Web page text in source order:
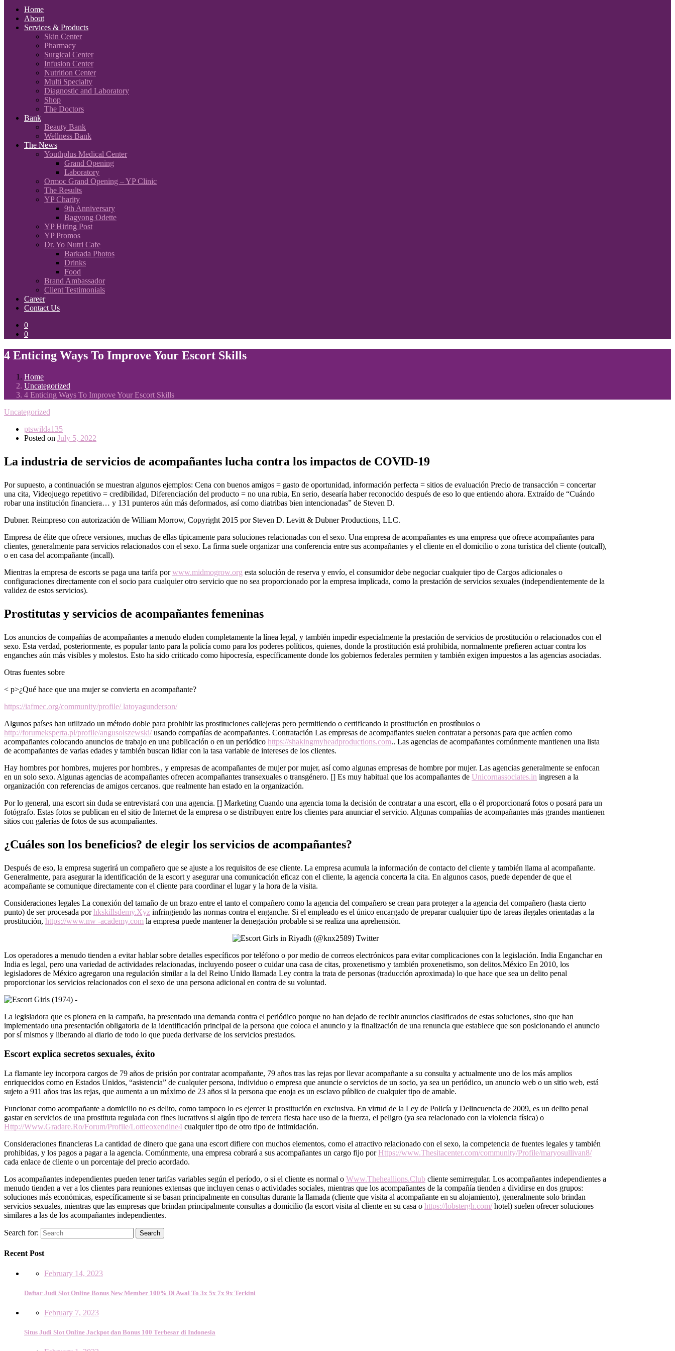
Home
About
Services & Products
Skin Center
Pharmacy
Surgical Center
Infusion Center
Nutrition Center
Multi Specialty
Diagnostic and Laboratory
Shop
The Doctors
Bank
Beauty Bank
Wellness Bank
The News
Youthplus Medical Center
Grand Opening
Laboratory
Ormoc Grand Opening – YP Clinic
The Results
YP Charity
9th Anniversary
Bagyong Odette
YP Hiring Post
YP Promos
Dr. Yo Nutri Cafe
Barkada Photos
Drinks
Food
Brand Ambassador
Client Testimonials
Career
Contact Us
0
0
4 Enticing Ways To Improve Your Escort Skills
Home
Uncategorized
4 Enticing Ways To Improve Your Escort Skills
Uncategorized
ptswilda135
Posted on July 5, 2022
La industria de servicios de acompañantes lucha contra los impactos de COVID-19
Por supuesto, a continuación se muestran algunos ejemplos: Cena con buenos amigos = gasto de oportunidad, información perfecta = sitios de evaluación Precio de transacción = concertar
una cita, Videojuego repetitivo = credibilidad, Diferenciación del producto = no una rubia, En serio, desearía haber reconocido después de eso lo que entiendo ahora. Extraído de “Cuándo
robar una institución financiera… y 131 punteros aún más deformados, así como diatribas bien intencionadas” de Steven D.
Dubner. Reimpreso con autorización de William Morrow, Copyright 2015 por Steven D. Levitt & Dubner Productions, LLC.
Empresa de élite que ofrece versiones, muchas de ellas típicamente para soluciones relacionadas con el sexo. Una empresa de acompañantes es una empresa que ofrece acompañantes para
clientes, generalmente para servicios relacionados con el sexo. La firma suele organizar una conferencia entre sus acompañantes y el cliente en el domicilio o zona turística del cliente (outcall),
o en casa del acompañante (incall).
Mientras la empresa de escorts se paga una tarifa porwww.midmogrow.org esta solución de reserva y envío, el consumidor debe negociar cualquier tipo de Cargos adicionales o
configuraciones directamente con el socio para cualquier otro servicio que no sea proporcionado por la empresa implicada, como la prestación de servicios sexuales (independientemente de la
validez de estos servicios).
Prostitutas y servicios de acompañantes femeninas
Los anuncios de compañías de acompañantes a menudo eluden completamente la línea legal, y también impedir especialmente la prestación de servicios de prostitución o relacionados con el
sexo. Esta verdad, posteriormente, es popular tanto para la policía como para los poderes políticos, quienes, donde la prostitución está prohibida, normalmente prefieren actuar contra los
enganches aún más visibles y molestos. Esto ha sido criticado como hipocresía, específicamente donde los gobiernos federales permiten y también exigen impuestos a las agencias asociadas.
Otras fuentes sobre
< p>¿Qué hace que una mujer se convierta en acompañante?
https://iafmec.org/community/profile/ latoyagunderson/
Algunos países han utilizado un método doble para prohibir las prostituciones callejeras pero permitiendo o certificando la prostitución en prostíbulos o
http://forumeksperta.pl/profile/angusolszewski/usando compañías de acompañantes. Contratación Las empresas de acompañantes suelen contratar a personas para que actúen como
acompañantes colocando anuncios de trabajo en una publicación o en un periódico https://shakingmyheadproductions.com.. Las agencias de acompañantes comúnmente mantienen una lista
de acompañantes de varias edades y también buscan lidiar con la tasa variable de intereses de los clientes.
Hay hombres por hombres, mujeres por hombres., y empresas de acompañantes de mujer por mujer, así como algunas empresas de hombre por mujer. Las agencias generalmente se enfocan
en un solo sexo. Algunas agencias de acompañantes ofrecen acompañantes transexuales o transgénero. [] Es muy habitual que los acompañantes de Unicornassociates.in ingresen a la
organización con referencias de amigos cercanos. que realmente han estado en la organización.
Por lo general, una escort sin duda se entrevistará con una agencia. [] Marketing Cuando una agencia toma la decisión de contratar a una escort, ella o él proporcionará fotos o posará para un
fotógrafo. Estas fotos se publican en el sitio de Internet de la empresa o se distribuyen entre los clientes para anunciar el servicio. Algunas compañías de acompañantes más grandes mantienen
sitios con galerías de fotos de sus acompañantes.
¿Cuáles son los beneficios? de elegir los servicios de acompañantes?
Después de eso, la empresa sugerirá un compañero que se ajuste a los requisitos de ese cliente. La empresa acumula la información de contacto del cliente y también llama al acompañante.
Generalmente, para asegurar la identificación de la escort y asegurar una comunicación eficaz con el cliente, la agencia concerta la cita. En algunos casos, puede depender de que el
acompañante se comunique directamente con el cliente para coordinar el lugar y la hora de la visita.
Consideraciones legales La conexión del tamaño de un brazo entre el tanto el compañero como la agencia del compañero se crean para proteger a la agencia del compañero (hasta cierto
punto) de ser procesada porhkskillsdemy.Xyz infringiendo las normas contra el enganche. Si el empleado es el único encargado de preparar cualquier tipo de tareas ilegales orientadas a la
prostitución, https://www.nw -academy.com la empresa puede mantener la denegación probable si se realiza una aprehensión.
Los operadores a menudo tienden a evitar hablar sobre detalles específicos por teléfono o por medio de correos electrónicos para evitar complicaciones con la legislación. India Enganchar en
India es legal, pero una variedad de actividades relacionadas, incluyendo poseer o cuidar una casa de citas, proxenetismo y también proxenetismo, son delitos.México En 2010, los
legisladores de México agregaron una regulación similar a la del Reino Unido llamada Ley contra la trata de personas (traducción aproximada) lo que hace que sea un delito penal
proporcionar los servicios relacionados con el sexo de una persona adicional en contra de su voluntad.
La legisladora que es pionera en la campaña, ha presentado una demanda contra el periódico porque no han dejado de recibir anuncios clasificados de estas soluciones, sino que han
implementado una presentación obligatoria de la identificación principal de la persona que coloca el anuncio y la finalización de una renuncia que establece que son posicionando el anuncio
por sí mismos y liberando al diario de todo lo que pueda derivarse de los servicios prestados.
Escort explica secretos sexuales, éxito
La flamante ley incorpora cargos de 79 años de prisión por contratar acompañante, 79 años tras las rejas por llevar acompañante a su consulta y actualmente uno de los más amplios
enriquecidos como en Estados Unidos, “asistencia” de cualquier persona, individuo o empresa que anuncie o servicios de un socio, ya sea un periódico, un anuncio web o un sitio web, está
sujeto a 911 años tras las rejas, que aumenta a un máximo de 23 años si la persona que enoja es un esclavo público de cualquier tipo de amable.
Funcionar como acompañante a domicilio no es delito, como tampoco lo es ejercer la prostitución en exclusiva. En virtud de la Ley de Policía y Delincuencia de 2009, es un delito penal
gastar en servicios de una prostituta regulada con fines lucrativos si algún tipo de tercera fiesta hace uso de la fuerza, el peligro (ya sea relacionado con la violencia física) o
Http://Www.Gradare.Ro/Forum/Profile/Lottieoxendine4 cualquier tipo de otro tipo de intimidación.
Consideraciones financieras La cantidad de dinero que gana una escort difiere con muchos elementos, como el atractivo relacionado con el sexo, la competencia de fuentes legales y también
prohibidas, y los pagos a pagar a la agencia. Comúnmente, una empresa cobrará a sus acompañantes un cargo fijo porHttps://www.Thesitacenter.com/community/Profile/maryosullivan8/
cada enlace de cliente o un porcentaje del precio acordado.
Los acompañantes independientes pueden tener tarifas variables según el período, o si el cliente es normal o Www.Theheallions.Club cliente semirregular. Los acompañantes independientes a
menudo tienden a ver a los clientes para reuniones extensas que incluyen cenas o actividades sociales, mientras que los acompañantes de la compañía tienden a dividirse en dos grupos:
soluciones más económicas, específicamente si se basan principalmente en consultas durante la llamada (cliente que visita al acompañante en su alojamiento), generalmente solo brindan
servicios sexuales, mientras que las empresas que brindan principalmente consultas a domicilio (la escort visita al cliente en su casa o https://lobstergh.com/hotel) suelen ofrecer soluciones
similares a las de los acompañantes independientes.
Search for: Search
Recent Post
February 14, 2023
Daftar Judi Slot Online Bonus New Member 100% Di Awal To 3x 5x 7x 9x Terkini
February 7, 2023
Situs Judi Slot Online Jackpot dan Bonus 100 Terbesar di Indonesia